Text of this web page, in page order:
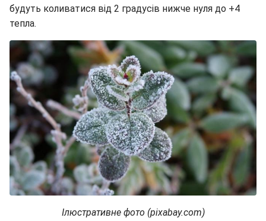
будуть коливатися від 2 градусів нижче нуля до +4
тепла.
Ілюстративне фото (pixabay.com)